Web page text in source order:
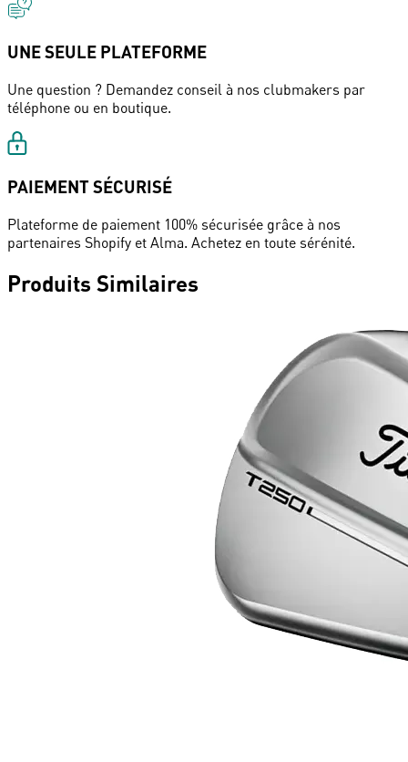
UNE SEULE PLATEFORME
Une question ? Demandez conseil à nos clubmakers par
téléphone ou en boutique.
PAIEMENT SÉCURISÉ
Plateforme de paiement 100% sécurisée grâce à nos
partenaires Shopify et Alma. Achetez en toute sérénité.
Produits Similaires